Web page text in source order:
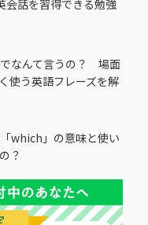
会話を習得できる勉強
でなんて言うの？ 場面
使う英語フレーズを解
「which」の意味と使い
？